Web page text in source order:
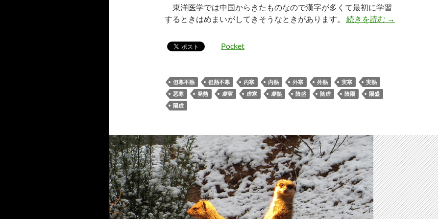
東洋医学では中国からきたものなので漢字が多くて最初に学習
するときはめまいがしてきそうなときがあります。 続きを読む 但寒不熱と但
→
Pocket
但寒不熱 但熱不寒 内寒 内熱 外寒 外熱 実寒
実熱
悪寒
発熱 虚実 虚寒 虚熱 陰盛 陰虚 陰陽
陽盛
陽虚